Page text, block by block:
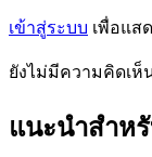
เข้าสู่ระบบ เพื่อแส
ยังไม่มีความคิดเห็
แนะนำสำห